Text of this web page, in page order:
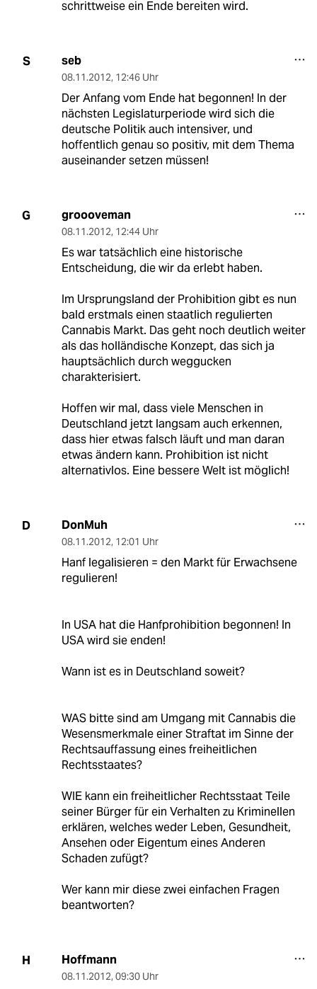
schrittweise ein Ende bereiten wird.
S seb
08.11.2012, 12:46 Uhr
Der Anfang vom Ende hat begonnen! In der
nächsten Legislaturperiode wird sich die
deutsche Politik auch intensiver, und
hoffentlich genau so positiv, mit dem Thema
auseinander setzen müssen!
G groooveman
08.11.2012, 12:44 Uhr
Es war tatsächlich eine historische
Entscheidung, die wir da erlebt haben.
Im Ursprungsland der Prohibition gibt es nun
bald erstmals einen staatlich regulierten
Cannabis Markt. Das geht noch deutlich weiter
als das holländische Konzept, das sich ja
hauptsächlich durch weggucken
charakterisiert.
Hoffen wir mal, dass viele Menschen in
Deutschland jetzt langsam auch erkennen,
dass hier etwas falsch läuft und man daran
etwas ändern kann. Prohibition ist nicht
alternativlos. Eine bessere Welt ist möglich!
D DonMuh
08.11.2012, 12:01 Uhr
Hanf legalisieren = den Markt für Erwachsene
regulieren!
In USA hat die Hanfprohibition begonnen! In
USA wird sie enden!
Wann ist es in Deutschland soweit?
WAS bitte sind am Umgang mit Cannabis die
Wesensmerkmale einer Straftat im Sinne der
Rechtsauffassung eines freiheitlichen
Rechtsstaates?
WIE kann ein freiheitlicher Rechtsstaat Teile
seiner Bürger für ein Verhalten zu Kriminellen
erklären, welches weder Leben, Gesundheit,
Ansehen oder Eigentum eines Anderen
Schaden zufügt?
Wer kann mir diese zwei einfachen Fragen
beantworten?
H Hoffmann
08.11.2012, 09:30 Uhr